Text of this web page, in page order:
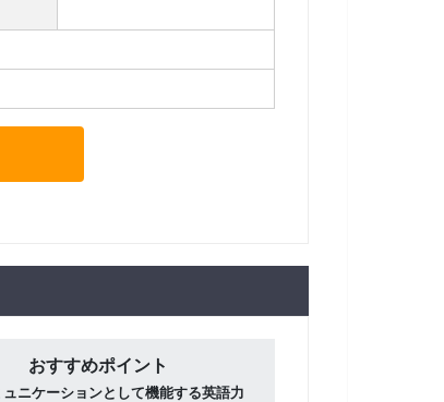
おすすめポイント
ュニケーションとして機能する英語力